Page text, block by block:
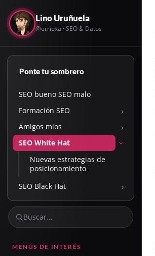
Lino Uruñuela
@errioxa · SEO & Datos
Ponte tu sombrero
SEO bueno SEO malo
Formación SEO
›
Amigos míos ›
SEO White Hat ›
Nuevas estrategias de
posicionamiento
SEO Black Hat
›
MENÚS DE INTERÉS